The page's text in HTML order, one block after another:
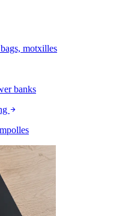
motxilles
banks